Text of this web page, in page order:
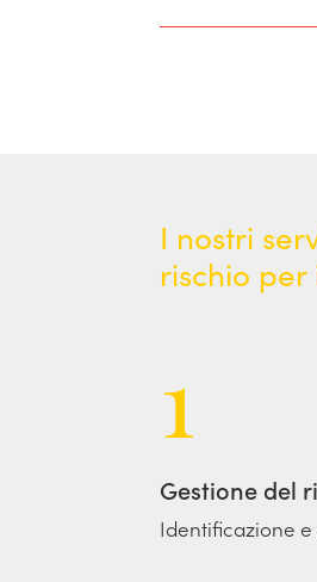
I nostri
rischio
1
Gestione del
Identificazione